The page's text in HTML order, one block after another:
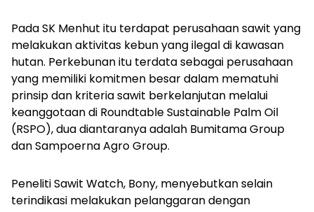
Pada SK Menhut itu terdapat perusahaan sawit yang
melakukan aktivitas kebun yang ilegal di kawasan
hutan. Perkebunan itu terdata sebagai perusahaan
yang memiliki komitmen besar dalam mematuhi
prinsip dan kriteria sawit berkelanjutan melalui
keanggotaan di Roundtable Sustainable Palm Oil
(RSPO), dua diantaranya adalah Bumitama Group
dan Sampoerna Agro Group.
Peneliti Sawit Watch, Bony, menyebutkan selain
terindikasi melakukan pelanggaran dengan